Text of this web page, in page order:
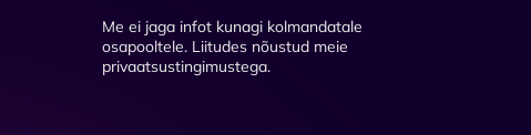
Me ei jaga infot kunagi kolmandatale
osapooltele. Liitudes nõustud meie
privaatsustingimustega.